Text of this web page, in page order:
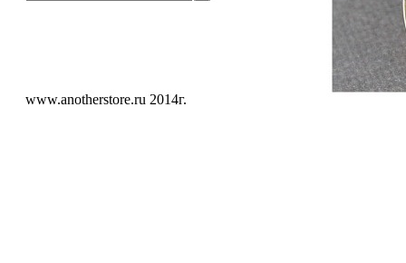
www.anotherstore.ru 2014г.